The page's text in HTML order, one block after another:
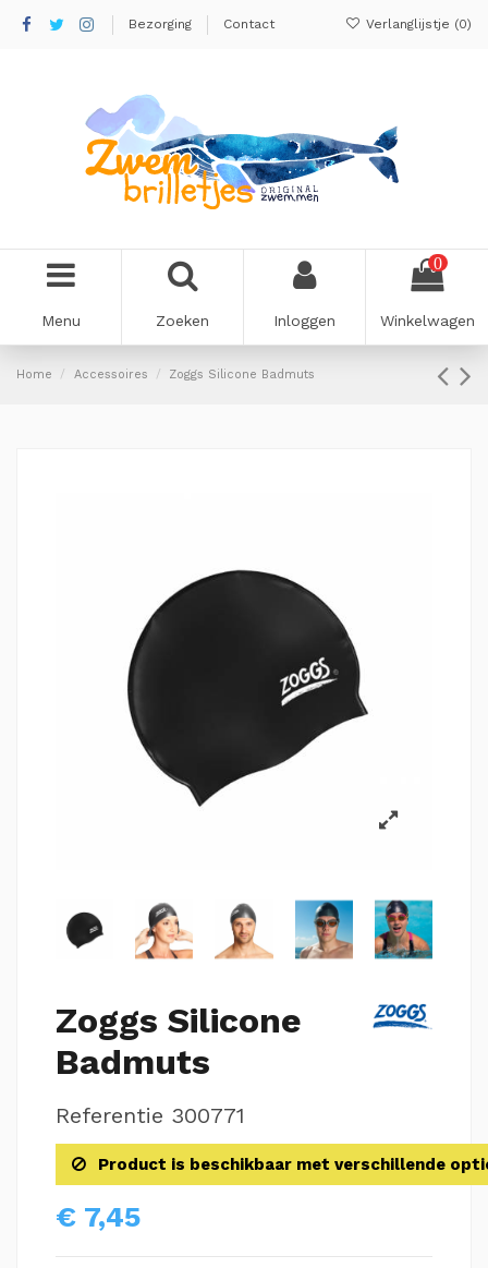
Bezorging Contact Verlanglijstje (0)
Menu Zoeken Inloggen
0
Winkelwagen
Home Accessoires Zoggs Silicone Badmuts
Zoggs Silicone
Badmuts
Referentie 300771
Product is beschikbaar met verschillende
€ 7,45